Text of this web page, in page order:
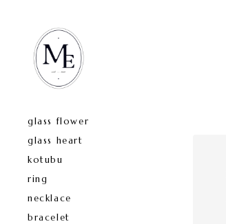
glass flower
glass heart
kotubu
ring
necklace
bracelet